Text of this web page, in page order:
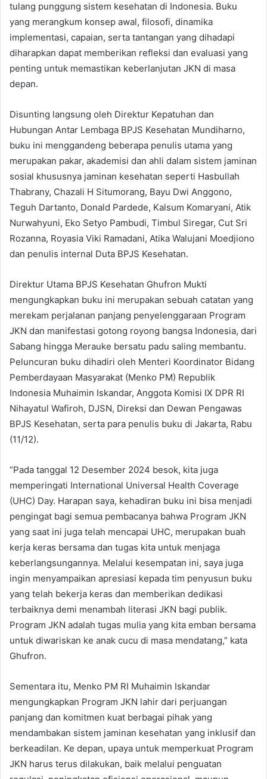
tulang punggung sistem kesehatan di Indonesia. Buku
yang merangkum konsep awal, filosofi, dinamika
implementasi, capaian, serta tantangan yang dihadapi
diharapkan dapat memberikan refleksi dan evaluasi yang
penting untuk memastikan keberlanjutan JKN di masa
depan.
Disunting langsung oleh Direktur Kepatuhan dan
Hubungan Antar Lembaga BPJS Kesehatan Mundiharno,
buku ini menggandeng beberapa penulis utama yang
merupakan pakar, akademisi dan ahli dalam sistem jaminan
sosial khususnya jaminan kesehatan seperti Hasbullah
Thabrany, Chazali H Situmorang, Bayu Dwi Anggono,
Teguh Dartanto, Donald Pardede, Kalsum Komaryani, Atik
Nurwahyuni, Eko Setyo Pambudi, Timbul Siregar, Cut Sri
Rozanna, Royasia Viki Ramadani, Atika Walujani Moedjiono
dan penulis internal Duta BPJS Kesehatan.
Direktur Utama BPJS Kesehatan Ghufron Mukti
mengungkapkan buku ini merupakan sebuah catatan yang
merekam perjalanan panjang penyelenggaraan Program
JKN dan manifestasi gotong royong bangsa Indonesia, dari
Sabang hingga Merauke bersatu padu saling membantu.
Peluncuran buku dihadiri oleh Menteri Koordinator Bidang
Pemberdayaan Masyarakat (Menko PM) Republik
Indonesia Muhaimin Iskandar, Anggota Komisi IX DPR RI
Nihayatul Wafiroh, DJSN, Direksi dan Dewan Pengawas
BPJS Kesehatan, serta para penulis buku di Jakarta, Rabu
(11/12).
“Pada tanggal 12 Desember 2024 besok, kita juga
memperingati International Universal Health Coverage
(UHC) Day. Harapan saya, kehadiran buku ini bisa menjadi
pengingat bagi semua pembacanya bahwa Program JKN
yang saat ini juga telah mencapai UHC, merupakan buah
kerja keras bersama dan tugas kita untuk menjaga
keberlangsungannya. Melalui kesempatan ini, saya juga
ingin menyampaikan apresiasi kepada tim penyusun buku
yang telah bekerja keras dan memberikan dedikasi
terbaiknya demi menambah literasi JKN bagi publik.
Program JKN adalah tugas mulia yang kita emban bersama
untuk diwariskan ke anak cucu di masa mendatang,” kata
Ghufron.
Sementara itu, Menko PM RI Muhaimin Iskandar
mengungkapkan Program JKN lahir dari perjuangan
panjang dan komitmen kuat berbagai pihak yang
mendambakan sistem jaminan kesehatan yang inklusif dan
berkeadilan. Ke depan, upaya untuk memperkuat Program
JKN harus terus dilakukan, baik melalui penguatan